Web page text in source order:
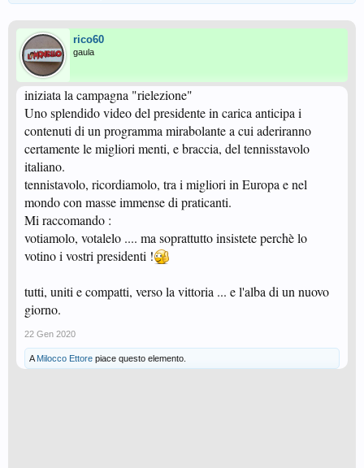
rico60
gaula
iniziata la campagna "rielezione"
Uno splendido video del presidente in carica anticipa i
contenuti di un programma mirabolante a cui aderiranno
certamente le migliori menti, e braccia, del tennisstavolo
italiano.
tennistavolo, ricordiamolo, tra i migliori in Europa e nel
mondo con masse immense di praticanti.
Mi raccomando :
votiamolo, votalelo .... ma soprattutto insistete perchè lo
votino i vostri presidenti !
tutti, uniti e compatti, verso la vittoria ... e l'alba di un nuovo
giorno.
22 Gen 2020
A Milocco Ettore piace questo elemento.